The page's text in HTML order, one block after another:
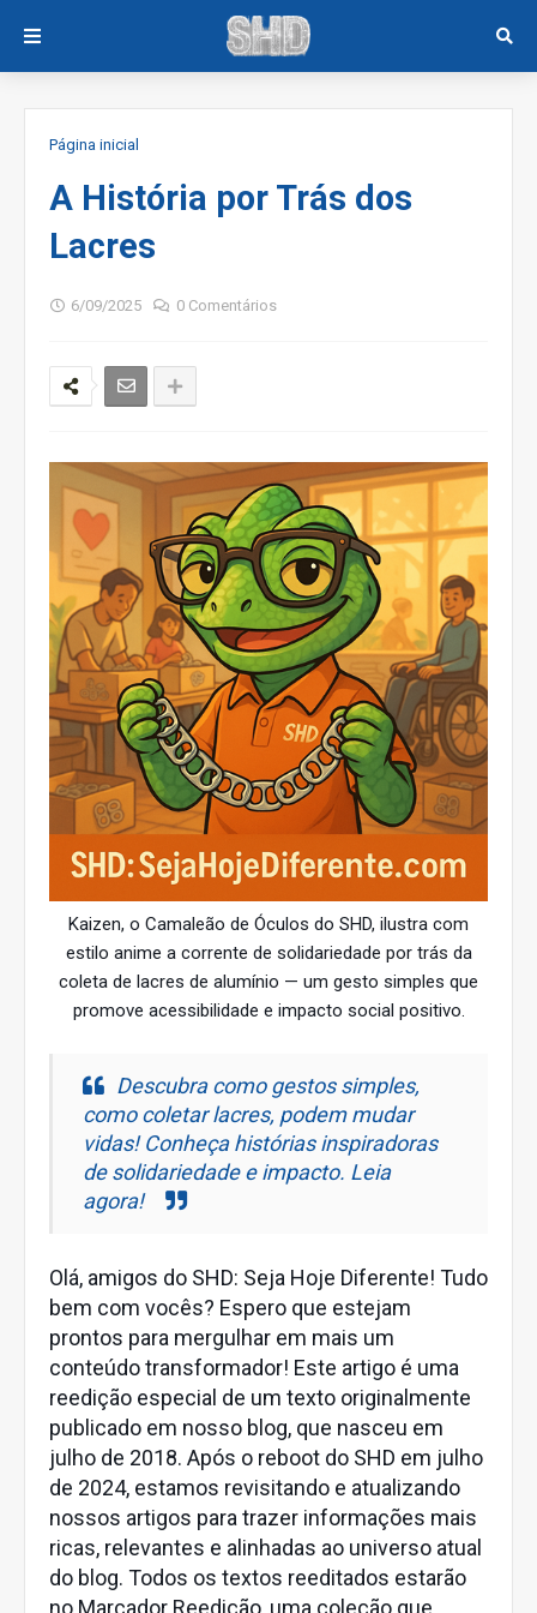
Página inicial
A História por Trás dos
Lacres
6/09/2025 0 Comentários
Kaizen, o Camaleão de Óculos do SHD, ilustra com
estilo anime a corrente de solidariedade por trás da
coleta de lacres de alumínio — um gesto simples que
promove acessibilidade e impacto social positivo.
Descubra como gestos simples,
como coletar lacres, podem mudar
vidas! Conheça histórias inspiradoras
de solidariedade e impacto. Leia
agora!
Olá, amigos do SHD: Seja Hoje Diferente! Tudo
bem com vocês? Espero que estejam
prontos para mergulhar em mais um
conteúdo transformador! Este artigo é uma
reedição especial de um texto originalmente
publicado em nosso blog, que nasceu em
julho de 2018. Após o reboot do SHD em julho
de 2024, estamos revisitando e atualizando
nossos artigos para trazer informações mais
ricas, relevantes e alinhadas ao universo atual
do blog. Todos os textos reeditados estarão
no Marcador Reedição, uma coleção que